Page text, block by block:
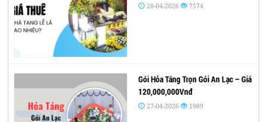
28-04-2026 7574
Gói Hỏa Táng Trọn Gói An Lạc – Giá
120,000,000Vnđ
27-04-2026 1989